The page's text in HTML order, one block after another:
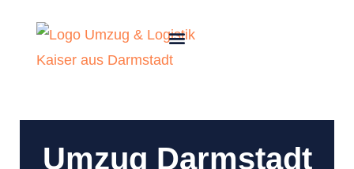
Umzug Darmstadt